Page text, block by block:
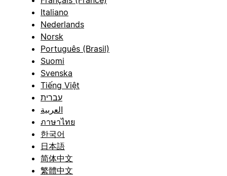
Italiano
Nederlands
Norsk
Português (Brasil)
Suomi
Svenska
Tiếng Việt
עברית
العربية
ภาษาไทย
한국어
日本語
简体中文
繁體中文